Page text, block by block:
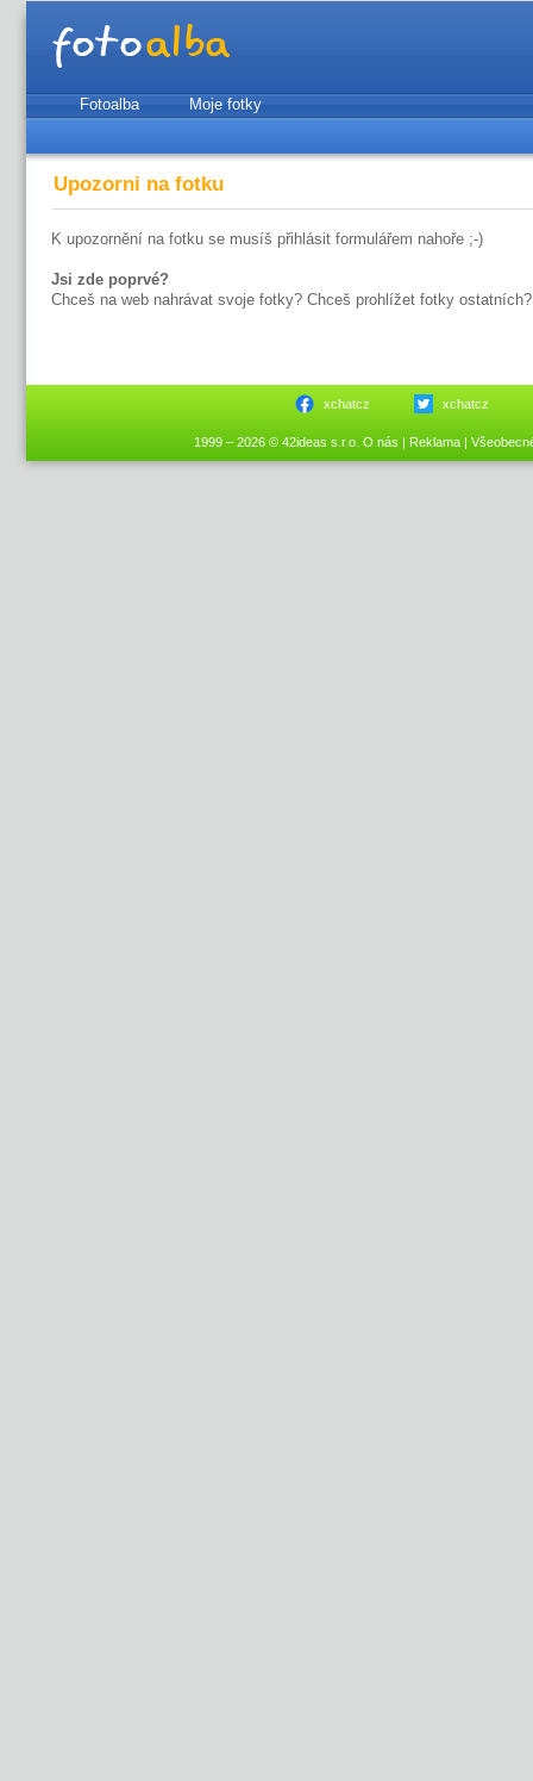
Fotoalba Moje fotky
Upozorni na fotku
K upozornění na fotku se musíš přihlásit formulářem nahoře ;-)
Jsi zde poprvé?
Chceš na web nahrávat svoje fotky? Chceš prohlížet fotky ostatních?
xchatcz xchatcz
1999 – 2026 © 42ideas s.r.o. O nás | Reklama|